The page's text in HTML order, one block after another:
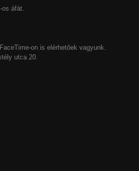
os áfát.
on is elérhetőek vagyunk.
utca 20.